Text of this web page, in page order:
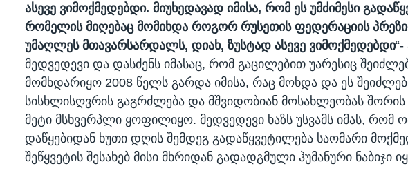
ასევე ვიმოქმედებდი. მიუხედავად იმისა, რომ ეს უმძიმესი
რომელის მიღებაც მომიხდა როგორ რუსეთის ფედერაციის
უმაღლეს მთავარსარდალს, დიახ, ზუსტად ასევე ვიმოქმედებდი
მედვედევი და დასძენს იმასაც, რომ გაცილებით უარესიც
მომხდარიყო 2008 წელს გარდა იმისა, რაც მოხდა და ეს
სისხლისღვრის გაგრძლება და მშვიდობიან მოსახლეობას
მეტი მსხვერპლი ყოფილიყო. მედვედევი ხაზს უსვამს იმას, რომ
დაწყებიდან ხუთი დღის შემდეგ გადაწყვეტილება საომარი
შეწყვეტის შესახებ მისი მხრიდან გადადგმული ჰუმანური ნაბიჯი